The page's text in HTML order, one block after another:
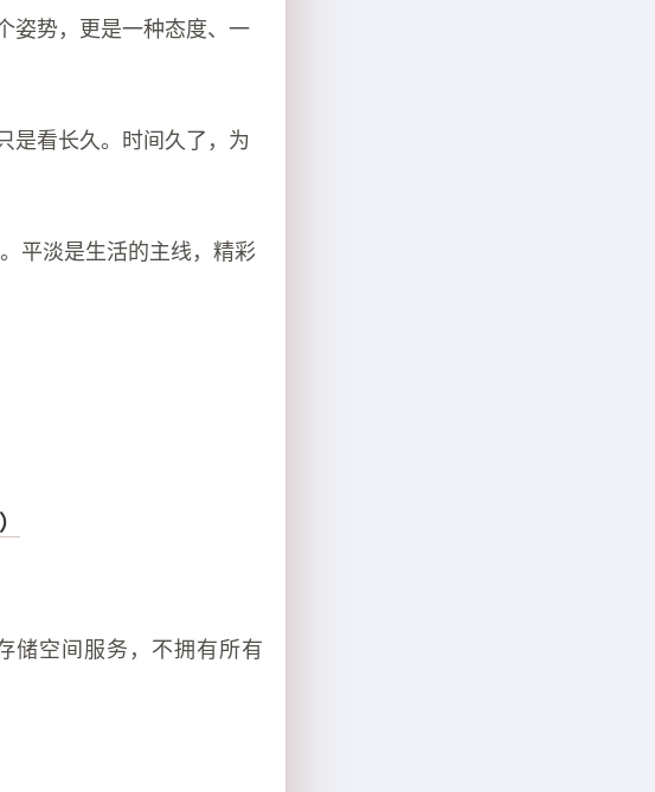
姿势，更是一种态度、一
是看长久。时间久了，为
平淡是生活的主线，精彩
储空间服务，不拥有所有